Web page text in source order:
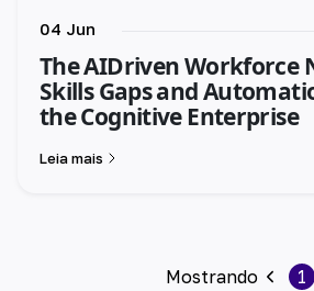
04 Jun
The AIDriven Workforce
Skills Gaps and
the Cognitive Enterprise
Leia mais
Mostrando
1